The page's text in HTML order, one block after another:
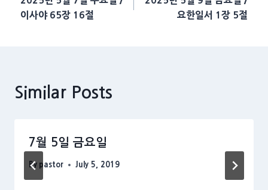
navigation
이사야 65장 16절
요한일서 1장 5절
Similar Posts
7월 5일 금요일
By pastor July 5, 2019